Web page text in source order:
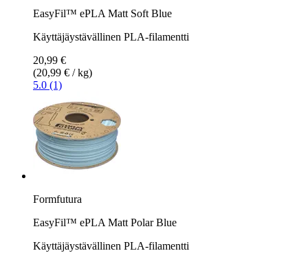
EasyFil™ ePLA Matt Soft Blue
Käyttäjäystävällinen PLA-filamentti
20,99 €
(20,99 € / kg)
5.0 (1)
Formfutura
EasyFil™ ePLA Matt Polar Blue
Käyttäjäystävällinen PLA-filamentti